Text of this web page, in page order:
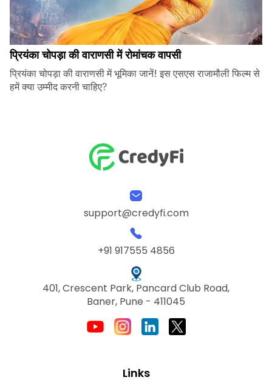
प्रियंका चोपड़ा की वाराणसी में रोमांचक वापसी
प्रियंका चोपड़ा की वाराणसी में भूमिका जानें! इस एसएस राजामौली फिल्म से
हमें क्या उम्मीद करनी चाहिए?
support@credyfi.com
+91 917555 4856
401, Crescent Park, Pancard Club Road,
Baner, Pune - 411045
Links